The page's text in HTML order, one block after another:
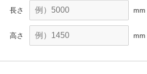
長さ mm
高さ mm